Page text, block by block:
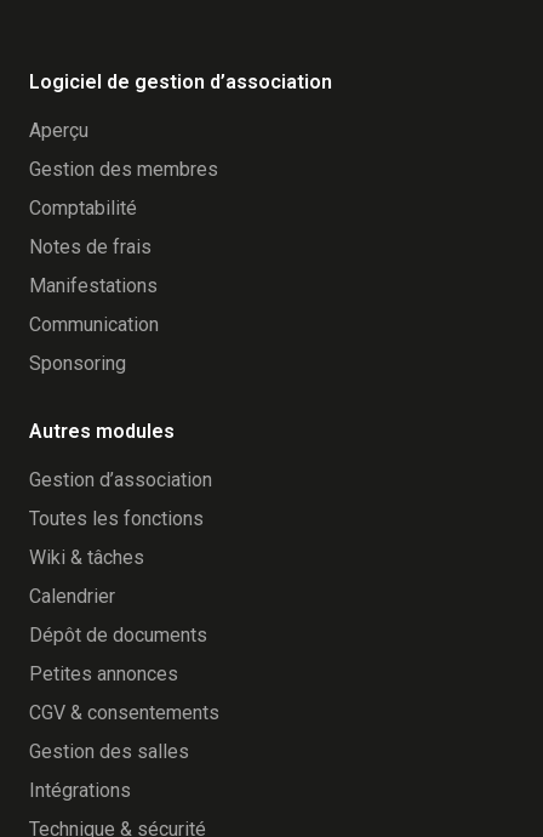
Logiciel de gestion d’association
Aperçu
Gestion des membres
Comptabilité
Notes de frais
Manifestations
Communication
Sponsoring
Autres modules
Gestion d’association
Toutes les fonctions
Wiki & tâches
Calendrier
Dépôt de documents
Petites annonces
CGV & consentements
Gestion des salles
Intégrations
Technique & sécurité